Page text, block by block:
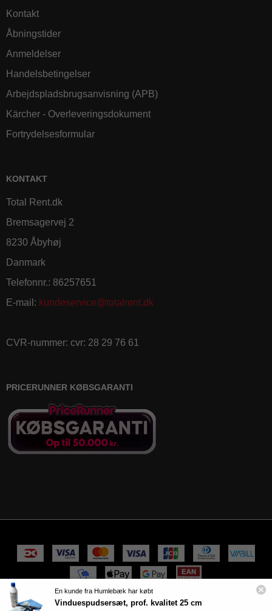
Kontakt
Åbningstider
Anmeldelser
Handelsbetingelser
Arbejdspladsbrugsanvisning (APB)
Kärcher - Overleveringsdokument
Fortrydelsesformular
KONTAKT
Total Rent.dk
Bremsagervej 2
8230 Åbyhøj
Danmark
Telefonnr.: 86257651
E-mail : kundeservice@totalrent.dk
CVR-nummer: cvr: 28 29 76 61
PRICERUNNER KØBSGARANTI
100% sikker handel
En kunde fra Humlebæk har købt
Vinduespudsersæt, prof. kvalitet 25 cm